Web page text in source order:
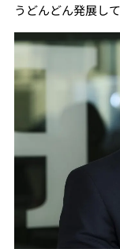
うどんどん発展し